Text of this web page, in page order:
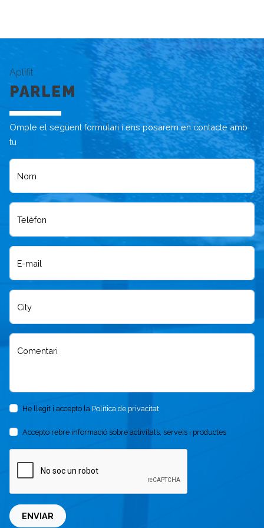
Aplifit
PARLEM
Omple el següent formulari i ens posarem en contacte amb
tu
Nom
Telèfon
E-mail
City
Comentari
He llegit i accepto la Política de privacitat
Accepto rebre informació sobre activitats, serveis i productes
ENVIAR